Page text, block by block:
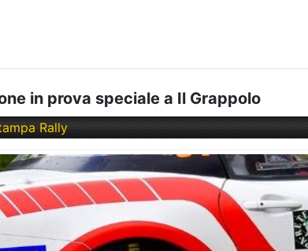
in prova speciale a Il Grappolo
Rally